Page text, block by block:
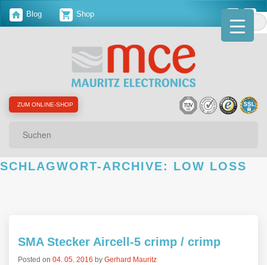
Blog Shop
ZUM ONLINE-SHOP
SCHLAGWORT-ARCHIVE: LOW LOSS
SMA Stecker Aircell-5 crimp / crimp
Posted on 04. 05. 2016 by Gerhard Mauritz